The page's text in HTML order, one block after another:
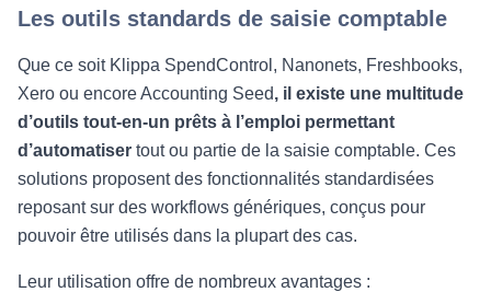
Les outils standards de saisie comptable
Que ce soit Klippa SpendControl, Nanonets, Freshbooks,
Xero ou encore Accounting Seed, il existe une multitude
d’outils tout-en-un prêts à l’emploi permettant
d’automatiser tout ou partie de la saisie comptable. Ces
solutions proposent des fonctionnalités standardisées
reposant sur des workflows génériques, conçus pour
pouvoir être utilisés dans la plupart des cas.
Leur utilisation offre de nombreux avantages :